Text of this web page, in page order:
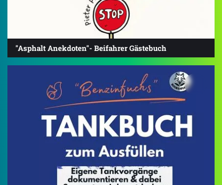
"Asphalt Anekdoten"- Beifahrer Gästebuch